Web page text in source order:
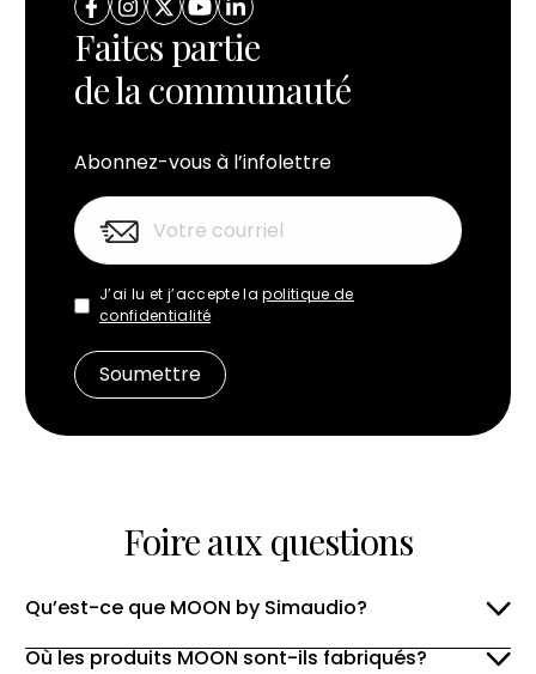
Faites partie
de la communauté
Abonnez-vous à l’infolettre
J’ai lu et j’accepte lapolitique de
confidentialité
Foire aux questions
Qu’est-ce que MOON by Simaudio?
Où les produits MOON sont-ils fabriqués?